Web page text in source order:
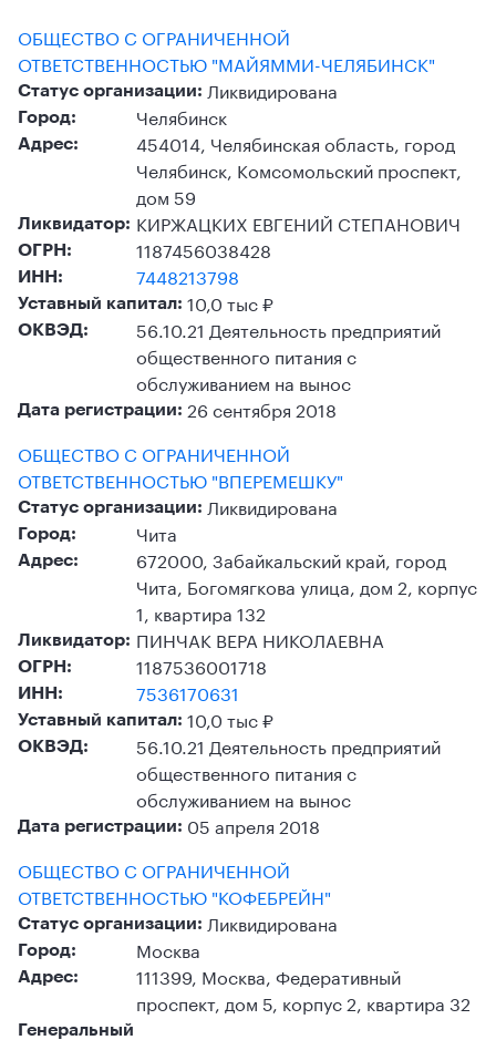
ОБЩЕСТВО С ОГРАНИЧЕННОЙ
ОТВЕТСТВЕННОСТЬЮ "МАЙЯММИ-ЧЕЛЯБИНСК"
Статус организации: Ликвидирована
Город: Челябинск
Адрес:
454014, Челябинская область, город
Челябинск, Комсомольский проспект,
дом 59
Ликвидатор: КИРЖАЦКИХ ЕВГЕНИЙ СТЕПАНОВИЧ
ОГРН: 1187456038428
ИНН: 7448213798
Уставный капитал: 10,0 тыс ₽
ОКВЭД:
56.10.21 Деятельность предприятий
общественного питания с
обслуживанием на вынос
Дата регистрации: 26 сентября 2018
ОБЩЕСТВО С ОГРАНИЧЕННОЙ
ОТВЕТСТВЕННОСТЬЮ "ВПЕРЕМЕШКУ"
Статус организации: Ликвидирована
Город: Чита
Адрес:
672000, Забайкальский край, город
Чита, Богомягкова улица, дом 2, корпус
1, квартира 132
Ликвидатор: ПИНЧАК ВЕРА НИКОЛАЕВНА
ОГРН: 1187536001718
ИНН: 7536170631
Уставный капитал: 10,0 тыс ₽
ОКВЭД:
56.10.21 Деятельность предприятий
общественного питания с
обслуживанием на вынос
Дата регистрации: 05 апреля 2018
ОБЩЕСТВО С ОГРАНИЧЕННОЙ
ОТВЕТСТВЕННОСТЬЮ "КОФЕБРЕЙН"
Статус организации: Ликвидирована
Город: Москва
Адрес:
111399, Москва, Федеративный
проспект, дом 5, корпус 2, квартира 32
Генеральный